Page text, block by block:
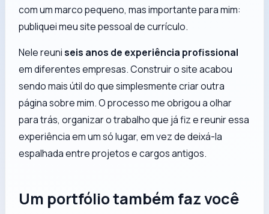
com um marco pequeno, mas importante para mim:
publiquei meu site pessoal de currículo.
Nele reuniseis anos de experiência profissional
em diferentes empresas. Construir o site acabou
sendo mais útil do que simplesmente criar outra
página sobre mim. O processo me obrigou a olhar
para trás, organizar o trabalho que já fiz e reunir essa
experiência em um só lugar, em vez de deixá-la
espalhada entre projetos e cargos antigos.
Um portfólio também faz você